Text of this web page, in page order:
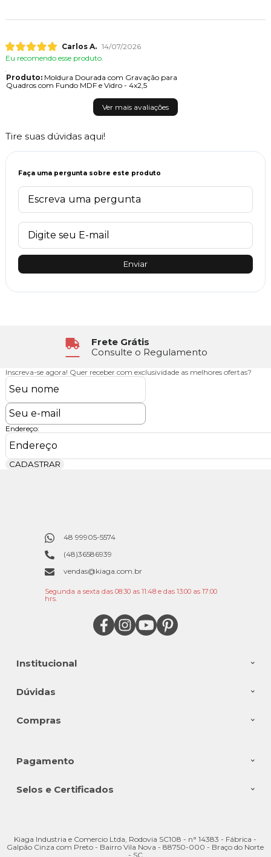
Carlos A. 14/07/2026
Eu recomendo esse produto.
Produto:Moldura Dourada com Gravação para
Quadros com Fundo MDF e Vidro - 4x2,5
Ver mais avaliações
Tire suas dúvidas aqui!
Faça uma pergunta sobre este produto
Enviar
Frete Grátis
Consulte o Regulamento
Inscreva-se agora! Quer receber com exclusividade as melhores ofertas?
Endereço:
CADASTRAR
Institucional
Dúvidas
Compras
48 99905-5574
(48)36586939
vendas@kiaga.com.br
Segunda a sexta das 08:30 as 11:48 e das 13:00 as 17:00
hrs.
Pagamento
Selos e Certificados
Kiaga Industria e Comercio Ltda, Rodovia SC108 - n° 14383 - Fábrica -
Galpão Cinza com Preto - Bairro Vila Nova - 88750-000 - Braço do Norte
- SC